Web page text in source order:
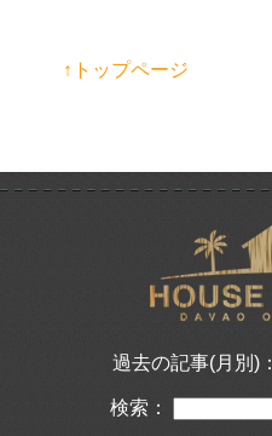
↑トップページ
過去の記事(月別)：
検索：